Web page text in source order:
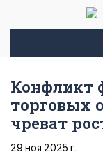
Конфликт
торговых
чреват
29 ноя 2025 г.